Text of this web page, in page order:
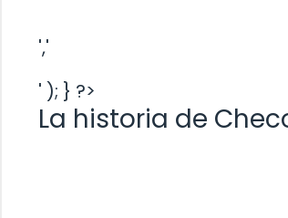
','
' ); } ?>
La historia de